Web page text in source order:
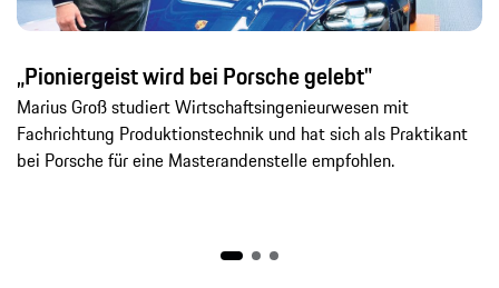
„Pioniergeist wird bei Porsche gelebt"
Marius Groß studiert Wirtschaftsingenieurwesen mit
Fachrichtung Produktionstechnik und hat sich als Praktikant
bei Porsche für eine Masterandenstelle empfohlen.